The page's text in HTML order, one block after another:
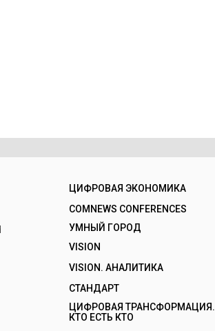
ЦИФРОВАЯ ЭКОНОМИКА
COMNEWS CONFERENCES
УМНЫЙ ГОРОД
VISION
VISION. АНАЛИТИКА
СТАНДАРТ
ЦИФРОВАЯ ТРАНСФОРМАЦИЯ.
КТО ЕСТЬ КТО